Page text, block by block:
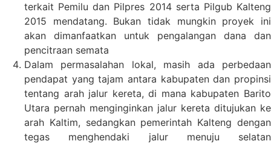
terkait Pemilu dan Pilpres 2014 serta Pilgub Kalteng
2015 mendatang. Bukan tidak mungkin proyek ini
akan dimanfaatkan untuk pengalangan dana dan
pencitraan semata
Dalam permasalahan lokal, masih ada perbedaan
pendapat yang tajam antara kabupaten dan propinsi
tentang arah jalur kereta, di mana kabupaten Barito
Utara pernah menginginkan jalur kereta ditujukan ke
arah Kaltim, sedangkan pemerintah Kalteng dengan
tegas menghendaki jalur menuju selatan